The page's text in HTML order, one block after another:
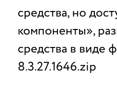
средства, но
компоненты»,
средства в виде
8.3.27.1646.zip